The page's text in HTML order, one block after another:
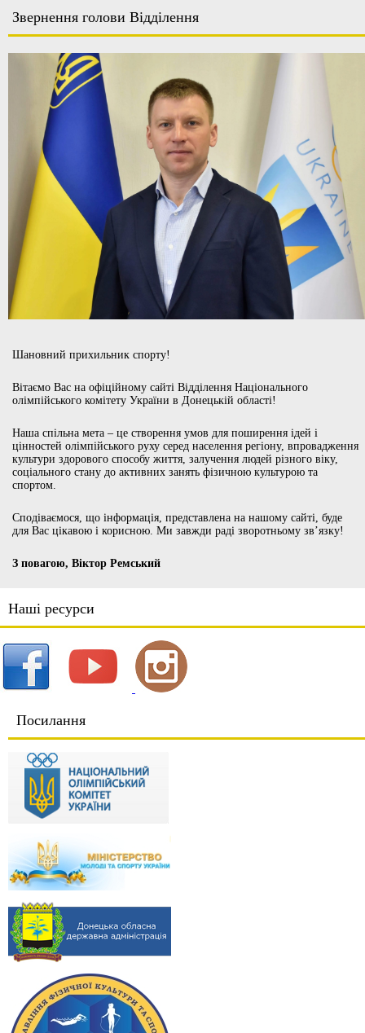
Звернення голови Відділення
Шановний прихильник спорту!
Вітаємо Вас на офіційному сайті Відділення Національного
олімпійського комітету України в Донецькій області!
Наша спільна мета – це створення умов для поширення ідей і
цінностей олімпійського руху серед населення регіону, впровадження
культури здорового способу життя, залучення людей різного віку,
соціального стану до активних занять фізичною культурою та
спортом.
Сподіваємося, що інформація, представлена на нашому сайті, буде
для Вас цікавою і корисною. Ми завжди раді зворотньому зв’язку!
З повагою, Віктор Ремський
Наші ресурси
Посилання